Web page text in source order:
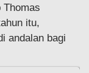
Thomas
itu,
andalan bagi